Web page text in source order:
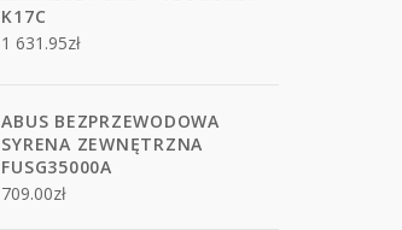
K17C
1 631.95zł
ABUS BEZPRZEWODOWA
SYRENA ZEWNĘTRZNA
FUSG35000A
709.00zł